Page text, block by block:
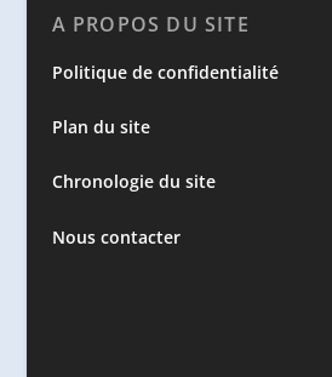
A PROPOS DU SITE
Politique de confidentialité
Plan du site
Chronologie du site
Nous contacter